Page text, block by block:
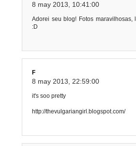
8 may 2013, 10:41:00
Adorei seu blog! Fotos maravilhosas,
:D
F
8 may 2013, 22:59:00
it's soo pretty
http://thevulgariangirl.blogspot.com/